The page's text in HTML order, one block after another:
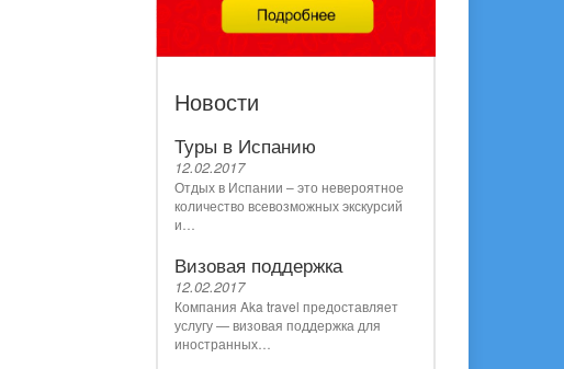
Новости
Туры в Испанию
12.02.2017
Отдых в Испании – это невероятное
количество всевозможных экскурсий
и…
Визовая поддержка
12.02.2017
Компания Aka travel предоставляет
услугу — визовая поддержка для
иностранных…